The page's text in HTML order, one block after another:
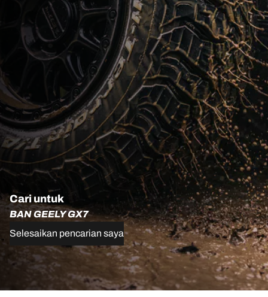
Cari untuk
BAN GEELY GX7
Selesaikan pencarian saya